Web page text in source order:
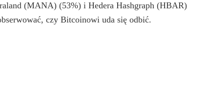
(MANA) (53%) i Hedera Hashgraph (HBAR)
czy Bitcoinowi uda się odbić.